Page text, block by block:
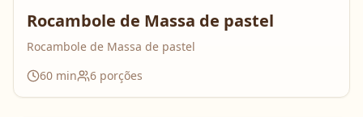
Rocambole de Massa de pastel
Rocambole de Massa de pastel
60 min 6 porções